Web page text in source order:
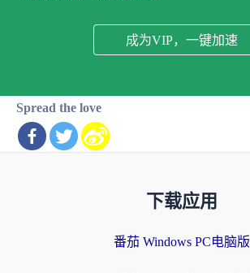
成为VIP，一键加速
Spread the love
下载应用
番茄 Windows PC电脑版